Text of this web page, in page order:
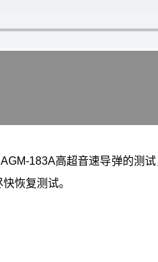
183A高超音速导弹的测
恢复测试。